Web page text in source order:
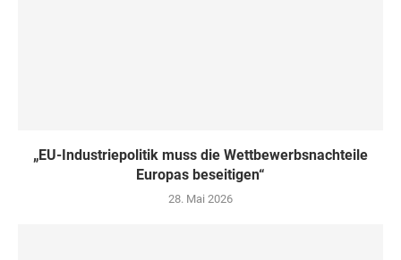
„EU-Industriepolitik muss die Wettbewerbsnachteile
Europas beseitigen“
28. Mai 2026